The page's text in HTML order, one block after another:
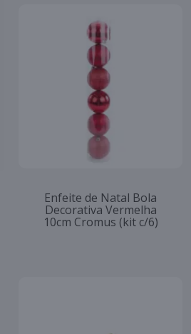
Enfeite de Natal Bola
Decorativa Vermelha
10cm Cromus (kit c/6)